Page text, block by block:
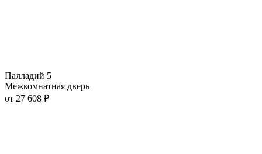
Палладий 5
Межкомнатная дверь
от 27 608 ₽